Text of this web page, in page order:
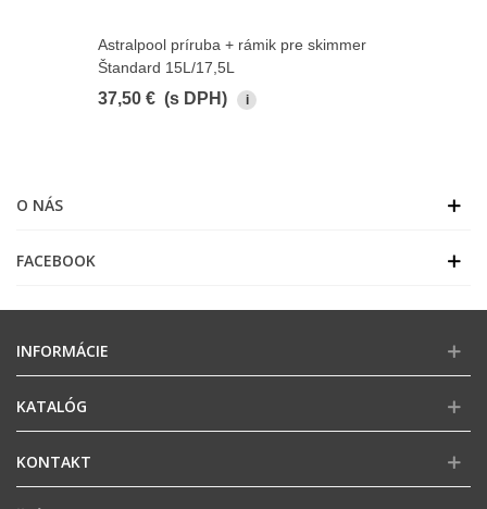
Astralpool príruba + rámik pre skimmer
Štandard 15L/17,5L
37,50 € (s DPH) i
O NÁS
FACEBOOK
INFORMÁCIE
KATALÓG
KONTAKT